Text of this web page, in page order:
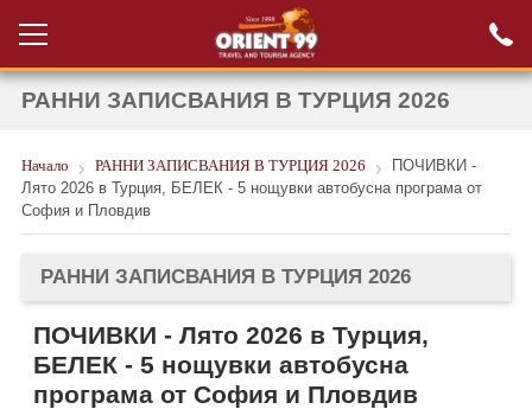
Вход за агенти
Проверка на
резервация
РАННИ ЗАПИСВАНИЯ ТУРЦИЯ
НОВА ГОДИНА ТУРЦИЯ
НОВА ГОДИНА
КРУИЗИ
РАННИ ЗАПИСВАНИЯ В ТУРЦИЯ 2026
Начало РАННИ ЗАПИСВАНИЯ В ТУРЦИЯ 2026
ПОЧИВКИ -
Лято 2026 в Турция, БЕЛЕК - 5 нощувки автобусна програма от
София и Пловдив
РАННИ ЗАПИСВАНИЯ В ТУРЦИЯ 2026
ПОЧИВКИ - Лято 2026 в Турция,
БЕЛЕК - 5 нощувки автобусна
програма от София и Пловдив